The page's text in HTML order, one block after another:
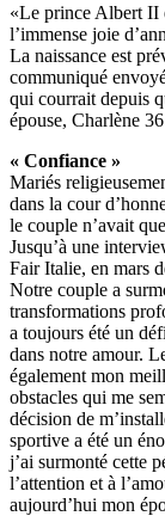
«Le prince Albert II
l’immense joie
La naissance est
communiqué
qui courrait depuis
épouse, Charlène
« Confiance »
Mariés
dans la cour
le couple n’avait
Jusqu’à une
Fair Italie, en mars
Notre couple a
transformations
a toujours été un
dans notre amour.
également mon
obstacles qui me
décision de
sportive a été un
j’ai surmonté cette
l’attention et à
aujourd’hui mon